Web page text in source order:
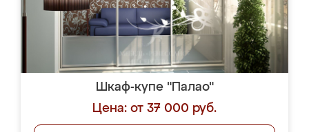
Шкаф-купе "Палао"
Цена: от 37 000 руб.